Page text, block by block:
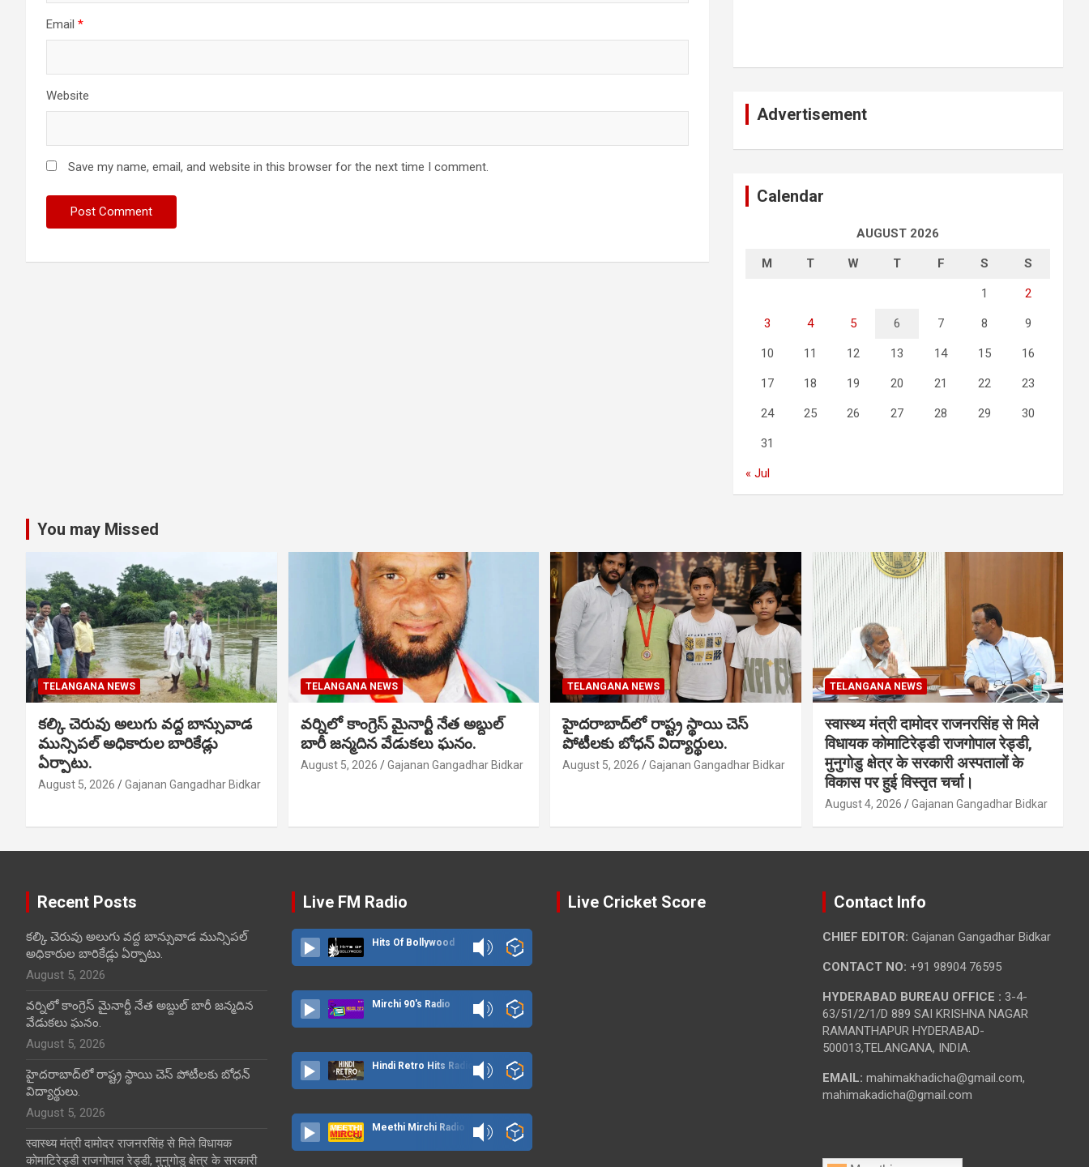
Email *
Website
Save my name, email, and website in this browser for the next time I comment.
Advertisement
Calendar
AUGUST 2026
M T W T F S S
1 2
3 4 5 6 7 8 9
10 11 12 13 14 15 16
17 18 19 20 21 22 23
24 25 26 27 28 29 30
31
« Jul
You may Missed
TELANGANA NEWS
కల్కి చెరువు అలుగు వద్ద బాన్సువాడ
మున్సిపల్ అధికారుల బారికేడ్లు
ఏర్పాటు.
August 5, 2026 Gajanan Gangadhar Bidkar
TELANGANA NEWS
వర్నిలో కాంగ్రెస్ మైనార్టీ నేత అబ్దుల్
బారీ జన్మదిన వేడుకలు ఘనం.
August 5, 2026 Gajanan Gangadhar Bidkar
TELANGANA NEWS
హైదరాబాద్‌లో రాష్ట్ర స్థాయి చెస్
పోటీలకు బోధన్ విద్యార్థులు.
August 5, 2026 Gajanan Gangadhar Bidkar
TELANGANA NEWS
स्वास्थ्य मंत्री दामोदर राजनरसिंह से मिले
विधायक कोमाटिरेड्डी राजगोपाल रेड्डी,
मुनुगोडु क्षेत्र के सरकारी अस्पतालों के
विकास पर हुई विस्तृत चर्चा।
August 4, 2026 Gajanan Gangadhar Bidkar
Recent Posts
కల్కి చెరువు అలుగు వద్ద బాన్సువాడ మున్సిపల్
అధికారుల బారికేడ్లు ఏర్పాటు.
August 5, 2026
వర్నిలో కాంగ్రెస్ మైనార్టీ నేత అబ్దుల్ బారీ జన్మదిన
వేడుకలు ఘనం.
August 5, 2026
హైదరాబాద్‌లో రాష్ట్ర స్థాయి చెస్ పోటీలకు బోధన్
విద్యార్థులు.
August 5, 2026
स्वास्थ्य मंत्री दामोदर राजनरसिंह से मिले विधायक
कोमाटिरेड्डी राजगोपाल रेड्डी, मुनुगोडु क्षेत्र के सरकारी
Live FM Radio
Hits Of Bollywood
Mirchi 90's Radio
Hindi Retro Hits Radio
Meethi Mirchi Radio
Live Cricket Score Contact Info
CHIEF EDITOR: Gajanan Gangadhar Bidkar
CONTACT NO: +91 98904 76595
HYDERABAD BUREAU OFFICE : 3-4-
63/51/2/1/D 889 SAI KRISHNA NAGAR
RAMANTHAPUR HYDERABAD-
500013,TELANGANA, INDIA.
EMAIL: mahimakhadicha@gmail.com,
mahimakadicha@gmail.com